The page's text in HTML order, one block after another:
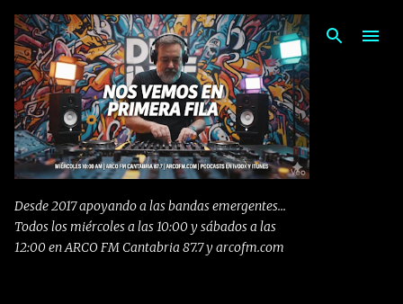
Ir al contenido principal
Desde 2017 apoyando a las bandas emergentes...
Todos los miércoles a las 10:00 y sábados a las
12:00 en ARCO FM Cantabria 87.7 y arcofm.com